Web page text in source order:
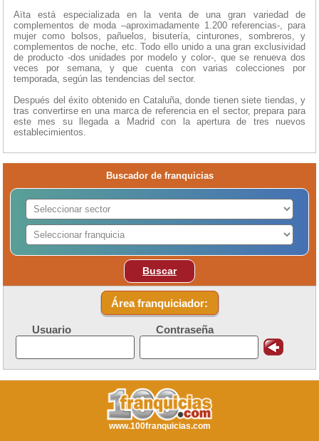
Aïta está especializada en la venta de una gran variedad de
complementos de moda –aproximadamente 1.200 referencias-, para
mujer como bolsos, pañuelos, bisutería, cinturones, sombreros, y
complementos de noche, etc. Todo ello unido a una gran exclusividad
de producto -dos unidades por modelo y color-, que se renueva dos
veces por semana, y que cuenta con varias colecciones por
temporada, según las tendencias del sector.
Después del éxito obtenido en Cataluña, donde tienen siete tiendas, y
tras convertirse en una marca de referencia en el sector, prepara para
este mes su llegada a Madrid con la apertura de tres nuevos
establecimientos.
Buscador de franquicias
Buscar
Área franquiciador:
Usuario Contraseña
www.100franquicias.com